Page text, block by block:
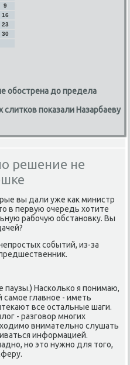
9
16
23
30
обострена до предела
показали Назарбаеву
решение не
вы дали уже как министр
в первую очередь хотите
рабочую обстановку. Вы
событий, из-за
паузы.) Насколько я понимаю,
главное - иметь
все остальные шаги.
- разговор многих
внимательно слушать
информацией.
но это нужно для того,